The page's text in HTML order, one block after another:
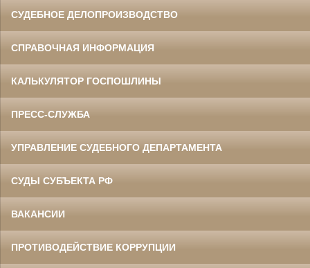
СУДЕБНОЕ ДЕЛОПРОИЗВОДСТВО
СПРАВОЧНАЯ ИНФОРМАЦИЯ
КАЛЬКУЛЯТОР ГОСПОШЛИНЫ
ПРЕСС-СЛУЖБА
УПРАВЛЕНИЕ СУДЕБНОГО ДЕПАРТАМЕНТА
СУДЫ СУБЪЕКТА РФ
ВАКАНСИИ
ПРОТИВОДЕЙСТВИЕ КОРРУПЦИИ